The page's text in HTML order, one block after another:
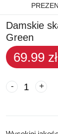
Plus One” Wool
Damskie
Green
69.99 zł
- +